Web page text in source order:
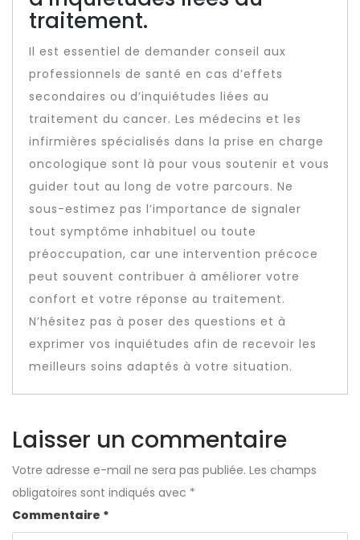
traitement.
Il est essentiel de demander conseil aux
professionnels de santé en cas d’effets
secondaires ou d’inquiétudes liées au
traitement du cancer. Les médecins et les
infirmières spécialisés dans la prise en charge
oncologique sont là pour vous soutenir et vous
guider tout au long de votre parcours. Ne
sous-estimez pas l’importance de signaler
tout symptôme inhabituel ou toute
préoccupation, car une intervention précoce
peut souvent contribuer à améliorer votre
confort et votre réponse au traitement.
N’hésitez pas à poser des questions et à
exprimer vos inquiétudes afin de recevoir les
meilleurs soins adaptés à votre situation.
Laisser un commentaire
Votre adresse e-mail ne sera pas publiée. Les champs
obligatoires sont indiqués avec *
Commentaire *